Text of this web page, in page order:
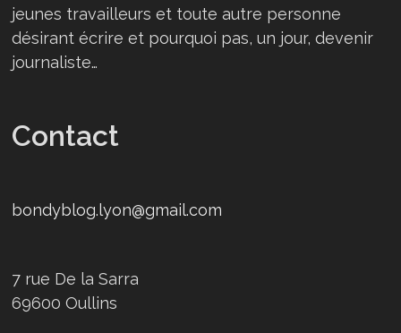
jeunes travailleurs et toute autre personne
désirant écrire et pourquoi pas, un jour, devenir
journaliste…
Contact
bondyblog.lyon@gmail.com
7 rue De la Sarra
69600 Oullins